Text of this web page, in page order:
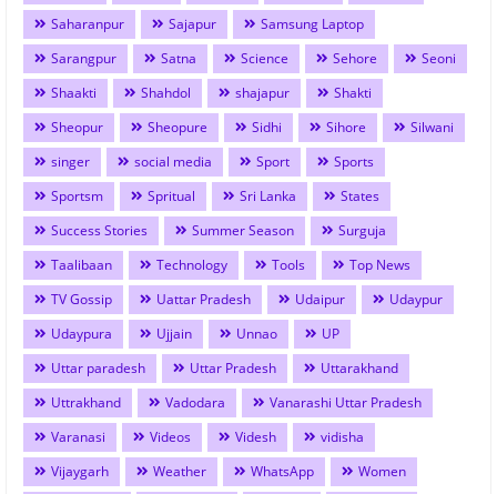
Saharanpur
Sajapur
Samsung Laptop
Sarangpur
Satna Science Sehore
Seoni
Shaakti
Shahdol shajapur
Shakti
Sheopur
Sheopure Sidhi Sihore
Silwani
singer
social media Sport
Sports
Sportsm
Spritual Sri Lanka
States
Success Stories
Summer Season
Surguja
Taalibaan
Technology Tools
Top News
TV Gossip
Uattar Pradesh Udaipur
Udaypur
Udaypura
Ujjain Unnao
UP
Uttar paradesh
Uttar Pradesh
Uttarakhand
Uttrakhand
Vadodara
Vanarashi Uttar Pradesh
Varanasi
Videos Videsh
vidisha
Vijaygarh
Weather WhatsApp
Women